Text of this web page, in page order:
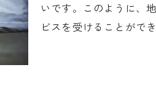
見積もり取得の際に確認す
複数業者から見積もりを取
いです。このように、
ビスを受けることがで